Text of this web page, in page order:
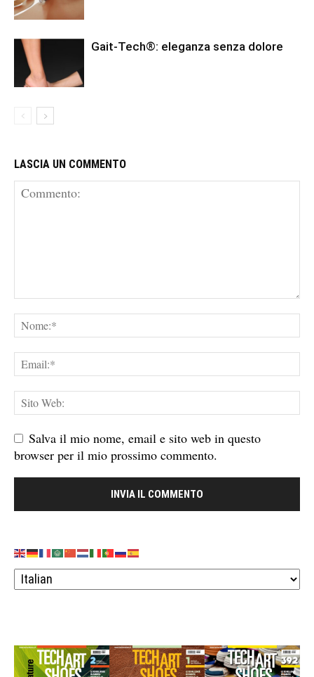
Gait-Tech®: eleganza senza dolore
LASCIA UN COMMENTO
Salva il mio nome, email e sito web in questo
browser per il mio prossimo commento.